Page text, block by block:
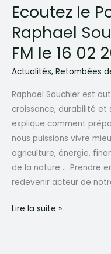
Ecoutez le
Raphael
FM le 16 02
Actualités, Retombées
Raphael Souchier est
croissance, durabilité et
explique comment
nous puissions vivre
agriculture, énergie,
de la nature … Prendre
redevenir acteur de
Ecoutez
Podcast
Lire la suite »